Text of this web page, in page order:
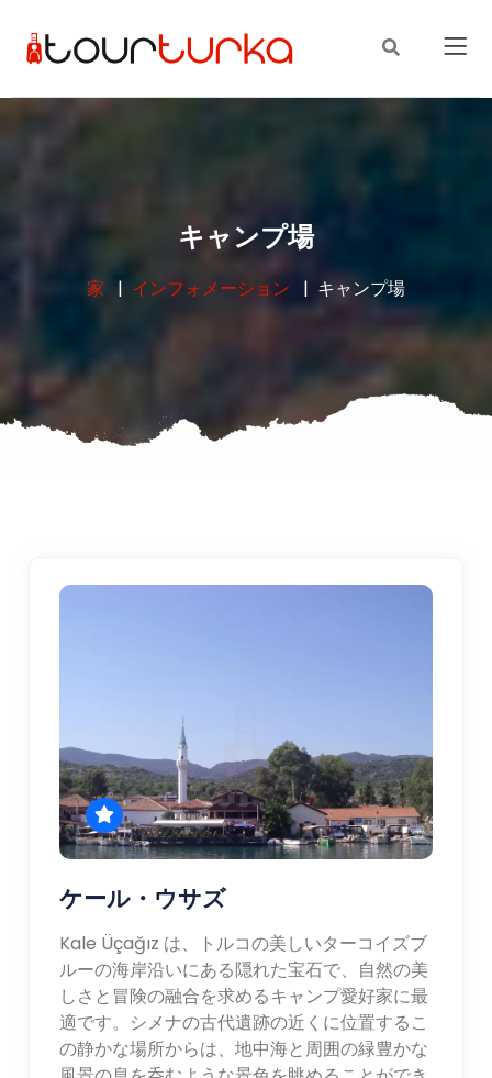
キャンプ場
家 インフォメーション キャンプ場
ケール・ウサズ
Kale Üçağız は、トルコの美しいターコイズブ
ルーの海岸沿いにある隠れた宝石で、自然の美
しさと冒険の融合を求めるキャンプ愛好家に最
適です。シメナの古代遺跡の近くに位置するこ
の静かな場所からは、地中海と周囲の緑豊かな